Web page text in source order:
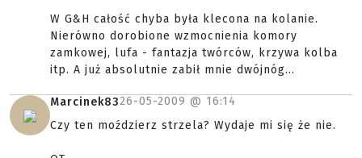
W G&H całość chyba była klecona na kolanie.
Nierówno dorobione wzmocnienia komory
zamkowej, lufa - fantazja twórców, krzywa kolba
itp. A już absolutnie zabił mnie dwójnóg...
Marcinek8326-05-2009 @ 16:14
Czy ten moździerz strzela? Wydaje mi się że nie.